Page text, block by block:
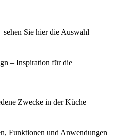
sehen Sie hier die Auswahl
– Inspiration für die
Zwecke in der Küche
Funktionen und Anwendungen